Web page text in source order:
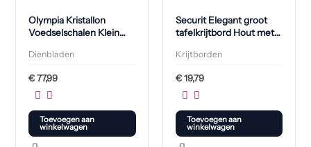
Olympia Kristallon
Voedselschalen Klein
Compartiment Rood
Dienbladen
€77,99
Toevoegen aan
winkelwagen
Securit Elegant groot
tafelkrijtbord Hout met
Krijtborden
€19,79
Toevoegen aan
winkelwagen